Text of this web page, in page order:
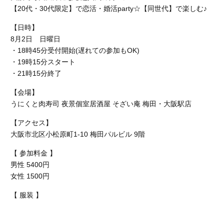
【20代・30代限定】で恋活・婚活party☆【同世代】で楽しむ♪
【日時】
8月2日 日曜日
・18時45分受付開始(遅れての参加もOK)
・19時15分スタート
・21時15分終了
【会場】
うにくと肉寿司 夜景個室居酒屋 そざい庵 梅田・大阪駅店
【アクセス】
大阪市北区小松原町1-10 梅田パルビル 9階
【 参加料金 】
男性 5400円
女性 1500円
【 服装 】